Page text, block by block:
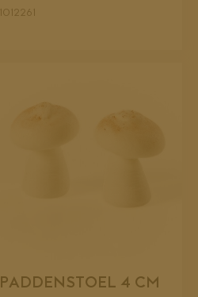
1012261
PADDENSTOEL 4 CM